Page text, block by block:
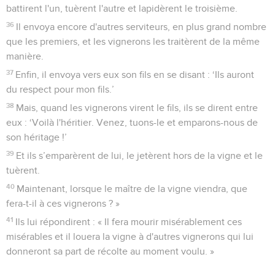
battirent l'un, tuèrent l'autre et lapidèrent le troisième.
36 Il envoya encore d'autres serviteurs, en plus grand nombre
que les premiers, et les vignerons les traitèrent de la même
manière.
37 Enfin, il envoya vers eux son fils en se disant : ‘Ils auront
du respect pour mon fils.’
38 Mais, quand les vignerons virent le fils, ils se dirent entre
eux : ‘Voilà l'héritier. Venez, tuons-le et emparons-nous de
son héritage !’
39 Et ils s’emparèrent de lui, le jetèrent hors de la vigne et le
tuèrent.
40 Maintenant, lorsque le maître de la vigne viendra, que
fera-t-il à ces vignerons ? »
41 Ils lui répondirent : « Il fera mourir misérablement ces
misérables et il louera la vigne à d'autres vignerons qui lui
donneront sa part de récolte au moment voulu. »